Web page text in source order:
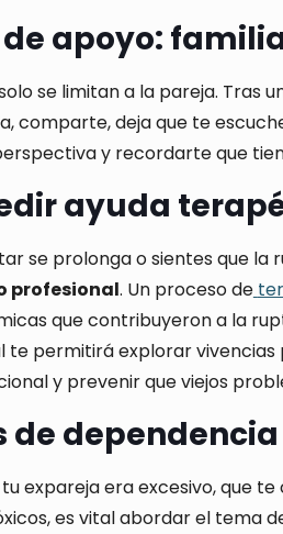
apoyo:
se limitan a la pareja. Tras
comparte, deja que te
y recordarte que
ayuda
se prolonga o sientes que
profesional. Un proceso de
que contribuyeron a la
te permitirá explorar
y prevenir que viejos
de
expareja era excesivo, que
es vital abordar el tema